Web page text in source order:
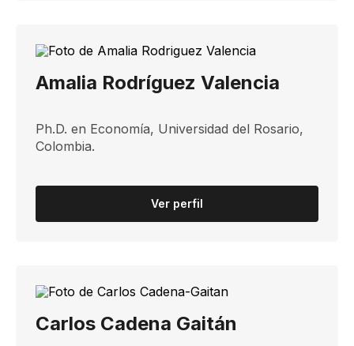
Amalia Rodríguez Valencia
Ph.D. ​en Economía, Universidad del Rosario,
Colombia.​​​​​​
Ver perfil
Carlos Cadena Gaitán